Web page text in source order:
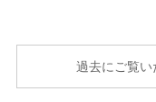
過去にご覧い